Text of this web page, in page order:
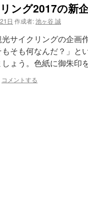
ング2017の新企
日 作成者:池ヶ谷 誠
サイクリングの企画
もそも何なんだ？」
ょう。色紙に御朱印
コメントする